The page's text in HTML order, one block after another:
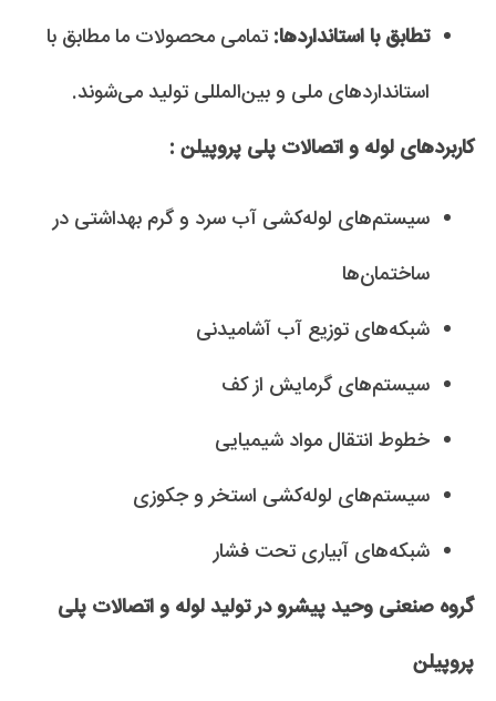
تطابق با استانداردها: تمامی محصولات ما مطابق با
استانداردهای ملی و بین‌المللی تولید می‌شوند.
کاربردهای لوله و اتصالات پلی پروپیلن :
سیستم‌های لوله‌کشی آب سرد و گرم بهداشتی در
ساختمان‌ها
شبکه‌های توزیع آب آشامیدنی
سیستم‌های گرمایش از کف
خطوط انتقال مواد شیمیایی
سیستم‌های لوله‌کشی استخر و جکوزی
شبکه‌های آبیاری تحت فشار
گروه صنعنی وحید پیشرو در تولید لوله و اتصالات پلی
پروپیلن